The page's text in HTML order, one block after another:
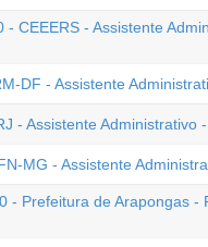
- CEEERS - Assistente
DF - Assistente
- Assistente Administrativo
MG - Assistente
- Prefeitura de Arapongas -